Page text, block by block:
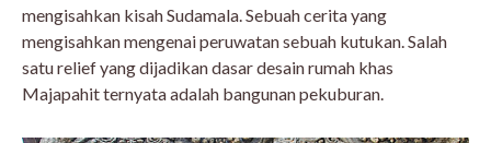
mengisahkan kisah Sudamala. Sebuah cerita yang
mengisahkan mengenai peruwatan sebuah kutukan. Salah
satu relief yang dijadikan dasar desain rumah khas
Majapahit ternyata adalah bangunan pekuburan.